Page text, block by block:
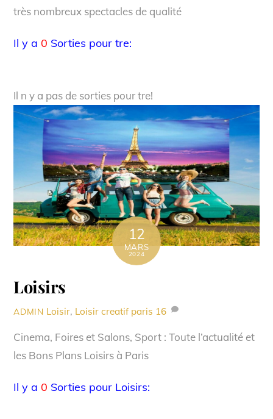
très nombreux spectacles de qualité
Il y a 0 Sorties pour tre:
Il n y a pas de sorties pour tre!
12
MARS
2024
Loisirs
ADMIN Loisir, Loisir creatif paris 16
Cinema, Foires et Salons, Sport : Toute l’actualité et
les Bons Plans Loisirs à Paris
Il y a 0 Sorties pour Loisirs: